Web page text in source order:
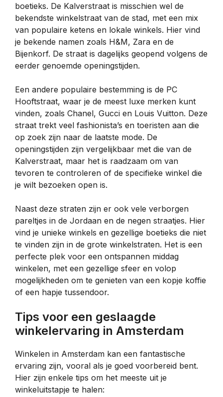
boetieks. De Kalverstraat is misschien wel de
bekendste winkelstraat van de stad, met een mix
van populaire ketens en lokale winkels. Hier vind
je bekende namen zoals H&M, Zara en de
Bijenkorf. De straat is dagelijks geopend volgens de
eerder genoemde openingstijden.
Een andere populaire bestemming is de PC
Hooftstraat, waar je de meest luxe merken kunt
vinden, zoals Chanel, Gucci en Louis Vuitton. Deze
straat trekt veel fashionista’s en toeristen aan die
op zoek zijn naar de laatste mode. De
openingstijden zijn vergelijkbaar met die van de
Kalverstraat, maar het is raadzaam om van
tevoren te controleren of de specifieke winkel die
je wilt bezoeken open is.
Naast deze straten zijn er ook vele verborgen
pareltjes in de Jordaan en de negen straatjes. Hier
vind je unieke winkels en gezellige boetieks die niet
te vinden zijn in de grote winkelstraten. Het is een
perfecte plek voor een ontspannen middag
winkelen, met een gezellige sfeer en volop
mogelijkheden om te genieten van een kopje koffie
of een hapje tussendoor.
Tips voor een geslaagde
winkelervaring in Amsterdam
Winkelen in Amsterdam kan een fantastische
ervaring zijn, vooral als je goed voorbereid bent.
Hier zijn enkele tips om het meeste uit je
winkeluitstapje te halen: